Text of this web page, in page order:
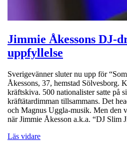
Jimmie Åkessons DJ-
uppfyllelse
Sverigevänner sluter nu upp för
Åkessons, 37, hemstad Sölvesborg.
kräftskiva. 500 nationalister satte på
kräftätardimman tillsammans. Det
och Magnus Uggla-musik. Men den
när Jimmie Åkesson a.k.a. “DJ Slim
Läs vidare